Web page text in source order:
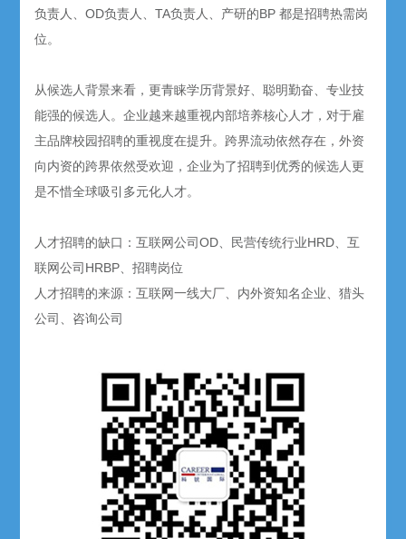
负责人、OD负责人、TA负责人、产研的BP 都是招聘热需岗
位。
从候选人背景来看，更青睐学历背景好、聪明勤奋、专业技
能强的候选人。企业越来越重视内部培养核心人才，对于雇
主品牌校园招聘的重视度在提升。跨界流动依然存在，外资
向内资的跨界依然受欢迎，企业为了招聘到优秀的候选人更
是不惜全球吸引多元化人才。
人才招聘的缺口：互联网公司OD、民营传统行业HRD、互
联网公司HRBP、招聘岗位
人才招聘的来源：互联网一线大厂、内外资知名企业、猎头
公司、咨询公司